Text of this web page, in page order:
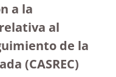
a la
al
de la
(CASREC)